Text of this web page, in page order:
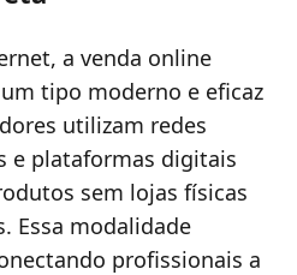
a venda online
tipo moderno e eficaz
utilizam redes
e plataformas digitais
sem lojas físicas
Essa modalidade
profissionais a